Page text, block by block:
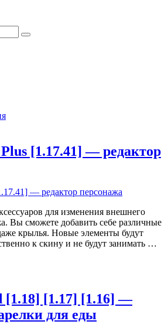
[1.17.41] — редактор
для изменения внешнего
Вы сможете добавить себе различные
крылья. Новые элементы будут
к скину и не будут занимать …
[1.18] [1.17] [1.16] —
для еды